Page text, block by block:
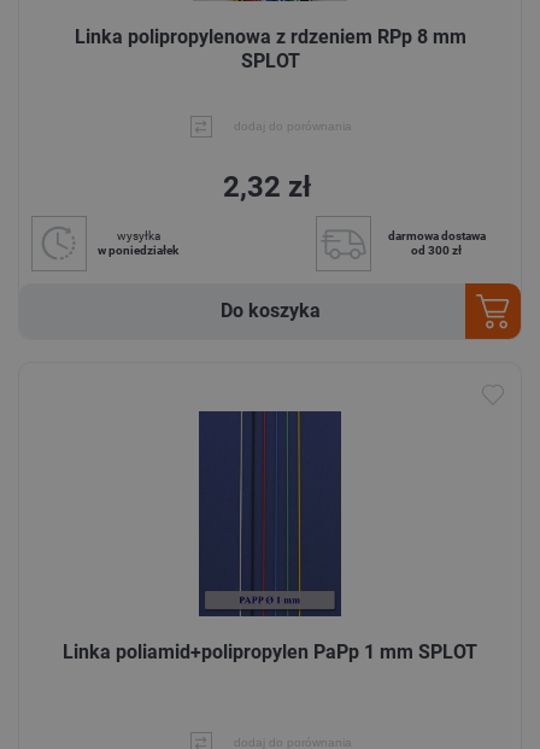
Linka polipropylenowa z rdzeniem RPp 8 mm
SPLOT
dodaj do porównania
2,32 zł
wysyłka
w poniedziałek
darmowa dostawa
od 300 zł
Do koszyka
Linka poliamid+polipropylen PaPp 1 mm SPLOT
dodaj do porównania